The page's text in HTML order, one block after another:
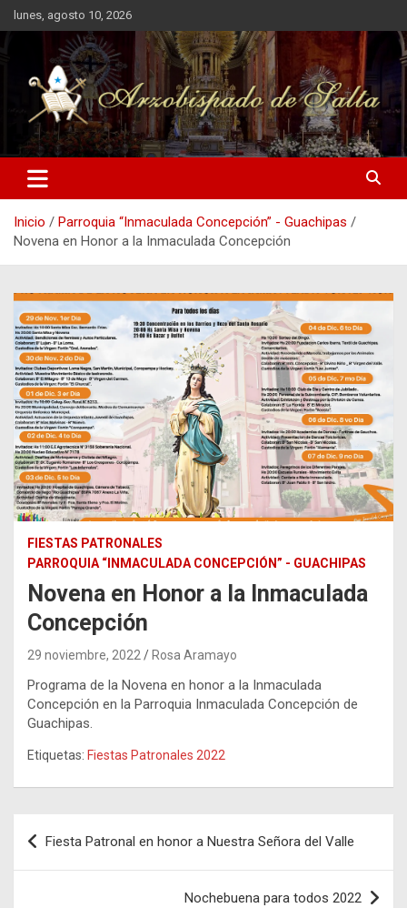
Saltar
al
contenido
lunes, agosto 10, 2026
Arzobispado de Salta
Arzobispado de Salta
Inicio
Parroquia “Inmaculada Concepción” - Guachipas
Novena en Honor a la Inmaculada Concepción
FIESTAS PATRONALES
PARROQUIA “INMACULADA CONCEPCIÓN” - GUACHIPAS
Novena en Honor a la Inmaculada
Concepción
29 noviembre, 2022 Rosa Aramayo
Programa de la Novena en honor a la Inmaculada
Concepción en la Parroquia Inmaculada Concepción de
Guachipas.
Etiquetas: Fiestas Patronales 2022
Navegación
de
Fiesta Patronal en honor a Nuestra Señora del Valle
Nochebuena para todos 2022